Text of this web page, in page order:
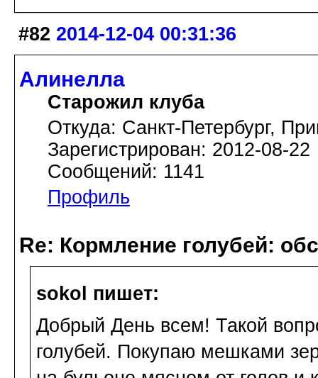
#82 2014-12-04 00:31:36
Алинелла
Старожил клуба
Откуда: Санкт-Петербург,
Зарегистрирован: 2012-08-22
Сообщений: 1141
Профиль
Re: Кормление голубей:
sokol пишет:
Добрый День всем! Такой
голубей. Покупаю мешками